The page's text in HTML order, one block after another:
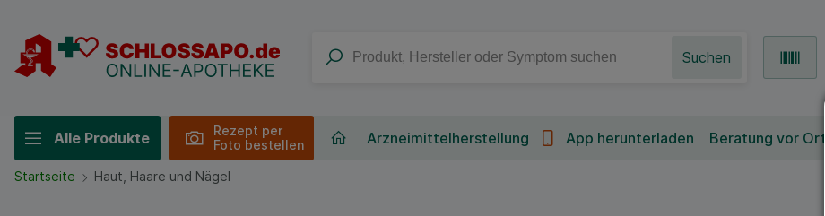
Suchen
Alle Produkte
Rezept per
Foto bestellen
Arzneimittelherstellung App herunterladen Beratung vor Ort
Startseite Haut, Haare und Nägel